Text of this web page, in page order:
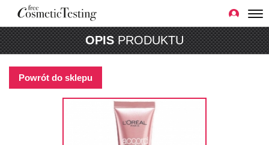
OPISPRODUKTU
Powrót do sklepu